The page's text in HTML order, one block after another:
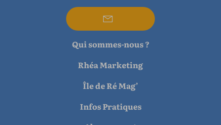
Qui sommes-nous ?
Rhéa Marketing
Île de Ré Mag’
Infos Pratiques